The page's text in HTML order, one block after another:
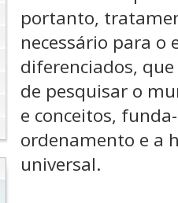
portanto,
necessário para
diferenciados,
de pesquisar o
e conceitos,
ordenamento e a
universal.